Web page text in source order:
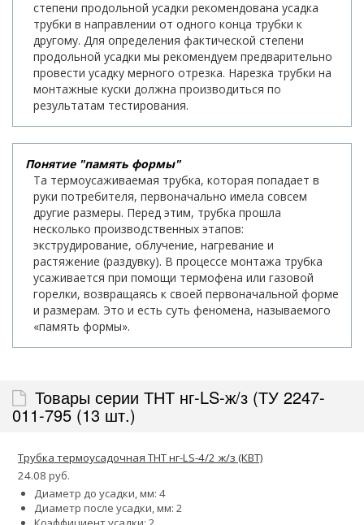
степени продольной усадки рекомендована усадка
трубки в направлении от одного конца трубки к
другому. Для определения фактической степени
продольной усадки мы рекомендуем предварительно
провести усадку мерного отрезка. Нарезка трубки на
монтажные куски должна производиться по
результатам тестирования.
Понятие "память формы"
Та термоусаживаемая трубка, которая попадает в
руки потребителя, первоначально имела совсем
другие размеры. Перед этим, трубка прошла
несколько производственных этапов:
экструдирование, облучение, нагревание и
растяжение (раздувку). В процессе монтажа трубка
усаживается при помощи термофена или газовой
горелки, возвращаясь к своей первоначальной форме
и размерам. Это и есть суть феномена, называемого
«память формы».
Товары серии ТНТ нг-LS-ж/з (ТУ 2247-
011-795 (13 шт.)
Трубка термоусадочная ТНТ нг-LS-4/2 ж/з (КВТ)
24.08 руб.
Диаметр до усадки, мм: 4
Диаметр после усадки, мм: 2